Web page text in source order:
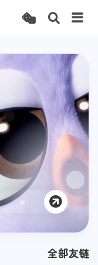
全部友链